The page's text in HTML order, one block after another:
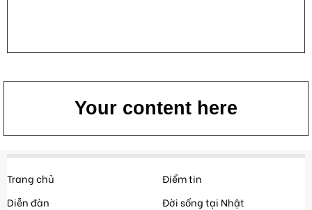
Your content here
Trang chủ
Diễn đàn
Điểm tin
Đời sống tại Nhật